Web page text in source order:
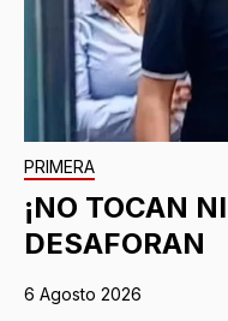
PRIMERA
¡NO TOCAN
DESAFORAN
6 Agosto 2026